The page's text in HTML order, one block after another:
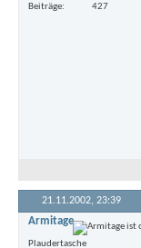
Beiträge
427
21.11.2002, 23:39
Armitage
Plaudertasche